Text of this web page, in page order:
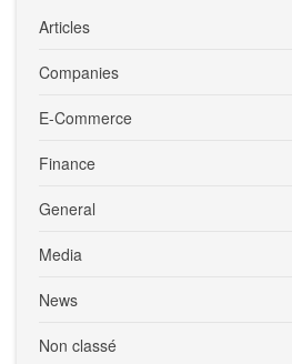
Articles
Companies
E-Commerce
Finance
General
Media
News
Non classé